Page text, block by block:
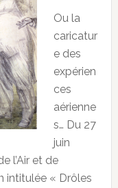
Ou la
caricatur
e des
expérien
ces
aérienne
s… Du 27
juin
l’Air et de
intitulée « Drôles